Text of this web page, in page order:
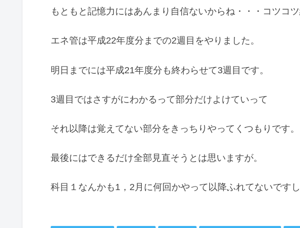
もともと記憶力にはあんまり自信ないからね・・・コツコツ
エネ管は平成22年度分までの2週目をやりました。
明日までには平成21年度分も終わらせて3週目です。
3週目ではさすがにわかるって部分だけよけていって
それ以降は覚えてない部分をきっちりやってくつもりです。
最後にはできるだけ全部見直そうとは思いますが。
科目１なんかも1，2月に何回かやって以降ふれてないですし